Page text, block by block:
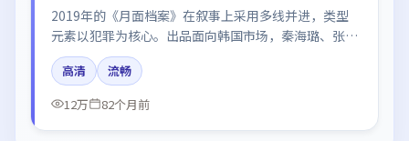
2019年的《月面档案》在叙事上采用多线并进，类型
元素以犯罪为核心。出品面向韩国市场，秦海璐、张
译、赵丽颖、胡歌、木村拓哉所饰角色推动关键反转，
结尾留白引发讨论。
高清
流畅
12万
82个月前